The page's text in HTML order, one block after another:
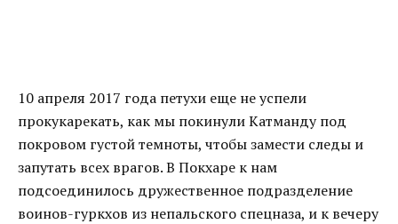
10 апреля 2017 года петухи еще не успели
прокукарекать, как мы покинули Катманду под
покровом густой темноты, чтобы замести следы и
запутать всех врагов. В Покхаре к нам
подсоединилось дружественное подразделение
воинов-гуркхов из непальского спецназа, и к вечеру